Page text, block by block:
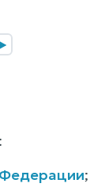
Федерации;